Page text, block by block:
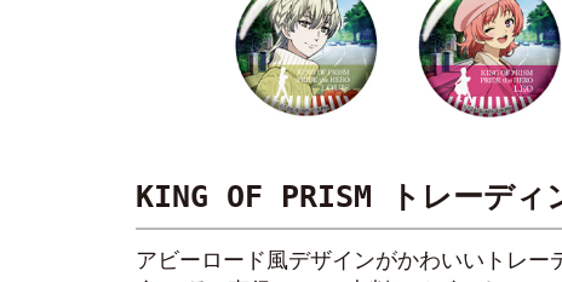
KING OF PRISM トレーデ
アビーロード風デザインがかわいいトレー